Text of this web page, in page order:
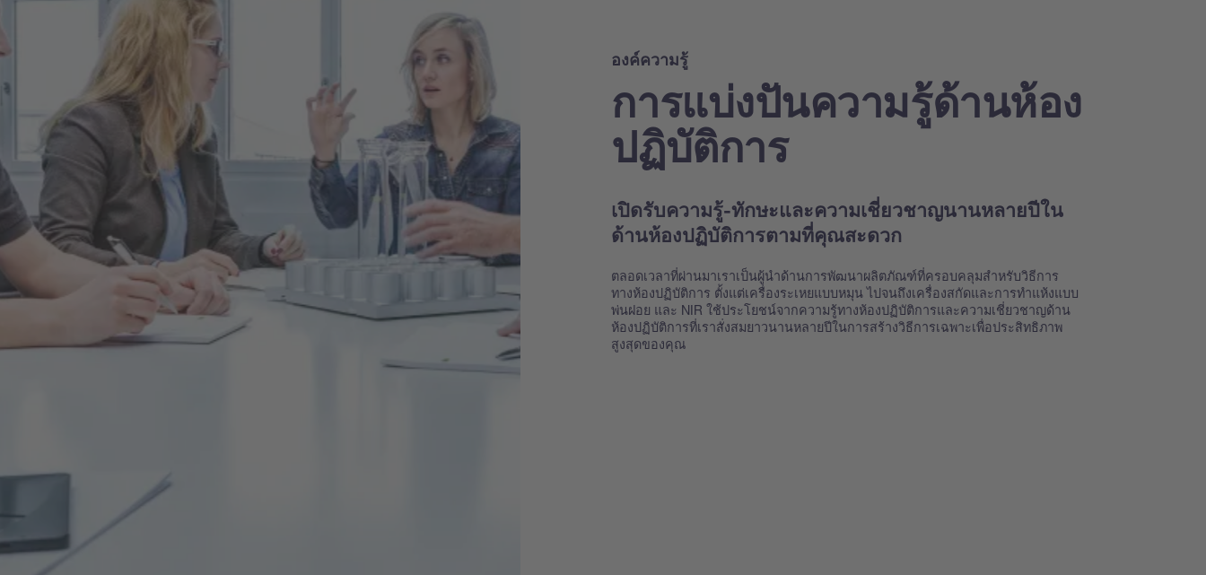
องค์ความรู้
การแบ่งปันความรู้ด้านห้อง
ปฏิบัติการ
เปิดรับความรู้-ทักษะและความเชี่ยวชาญนานหลายปีใน
ด้านห้องปฏิบัติการตามที่คุณสะดวก
ตลอดเวลาที่ผ่านมาเราเป็นผู้นำด้านการพัฒนาผลิตภัณฑ์ที่ครอบคลุมสำหรับวิธีการ
ทางห้องปฏิบัติการ ตั้งแต่เครื่องระเหยแบบหมุน ไปจนถึงเครื่องสกัดและการทำแห้งแบบ
พ่นฝอย และ NIR ใช้ประโยชน์จากความรู้ทางห้องปฏิบัติการและความเชี่ยวชาญด้าน
ห้องปฏิบัติการที่เราสั่งสมยาวนานหลายปีในการสร้างวิธีการเฉพาะเพื่อประสิทธิภาพ
สูงสุดของคุณ